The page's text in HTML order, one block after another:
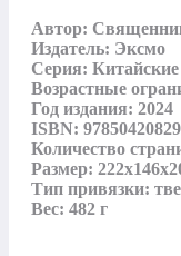
Автор:
Издатель: Эксмо
Серия:
Возрастные
Год издания: 2024
ISBN:
Количество
Размер:
Тип привязки:
Вес: 482 г